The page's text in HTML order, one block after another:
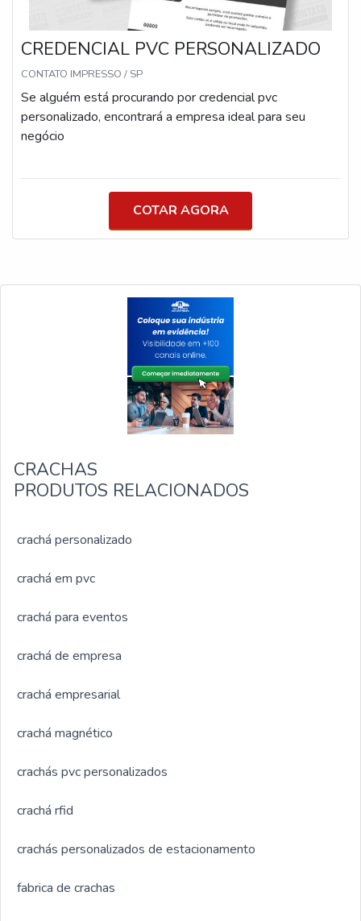
CREDENCIAL PVC PERSONALIZADO
CONTATO IMPRESSO / SP
Se alguém está procurando por credencial pvc
personalizado, encontrará a empresa ideal para seu
negócio
COTAR AGORA
CRACHAS
PRODUTOS RELACIONADOS
crachá personalizado
crachá em pvc
crachá para eventos
crachá de empresa
crachá empresarial
crachá magnético
crachás pvc personalizados
crachá rfid
crachás personalizados de estacionamento
fabrica de crachas